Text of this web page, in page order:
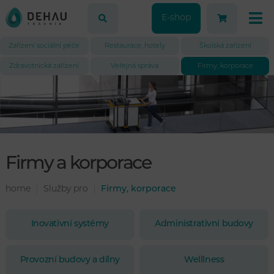
E-shop
Zařízení sociální péče Restaurace, hotely Školská zařízení
Zdravotnická zařízení Veřejná správa Firmy, korporace
Firmy a korporace
home Služby pro Firmy, korporace
Inovativní systémy Administrativní budovy
Provozní budovy a dílny Welllness